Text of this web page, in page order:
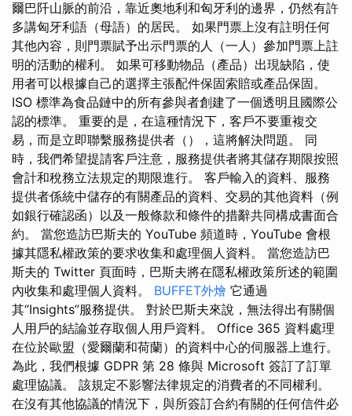
爾巴阡山脈的前沿，靠近奧地利和匈牙利的邊界，仍然有許
多講匈牙利語（母語）的居民。 如果門票上沒有註明任何
其他內容，則門票賦予出示門票的人（一人）參加門票上註
明的活動的權利。 如果可移動物品（產品）出現缺陷，使
用者可以根據自己的選擇主張配件保固索賠或產品保固。
ISO 標準為食品鏈中的所有參與者創建了一個透明且國際公
認的標準。 重要的是，在這種情況下，客戶不要重複交
易，而是立即聯繫服務提供者（），這將解決問題。 同
時，我們希望提請客戶注意，服務提供者將其儲存期限按照
會計和稅務立法規定的期限進行。 客戶輸入的資料、服務
提供者係統中儲存的有關產品的資料、交易的其他資料（例
如銀行確認函）以及一般條款和條件的措辭共同構成書面合
約。 當您造訪巴斯夫的 YouTube 頻道時，YouTube 會根
據其隱私權政策的要求收集和處理個人資料。 當您造訪巴
斯夫的 Twitter 頁面時，巴斯夫將在隱私權政策所述的範圍
內收集和處理個人資料。 BUFFET外燴 它通過
其“Insights”服務提供。 對於巴斯夫來說，無法得出有關個
人用戶的結論並存取個人用戶資料。 Office 365 資料處理
在位於歐盟（愛爾蘭和荷蘭）的資料中心的伺服器上進行。
為此，我們根據 GDPR 第 28 條與 Microsoft 簽訂了訂單
處理協議。 該規定不影響法律規定的消費者的不同權利。
在沒有其他協議的情況下，與所簽訂合約有關的任何信件必